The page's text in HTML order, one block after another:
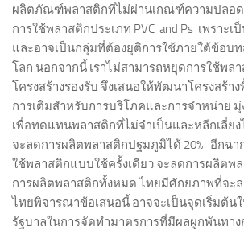
ผลิตภัณฑ์พลาสติกที่ไม่ผ่านเกณฑ์ความปลอด
การใช้พลาสติกประเภท PVC and Ps เพราะเ
และอาจเป็นกลุ่มที่ต้องยุติการใช้ภายใต้ข้อ
โลก นอกจากนี้ เราไม่สามารถหยุดการใช้พล
โครงสร้างรองรับ จึงเสนอให้พัฒนาโครงสร้า
การเติมสำหรับการบริโภคและการจำหน่าย มุ่
เพื่อทดแทนพลาสติกที่ไม่จำเป็นและหลีกเลี่ย
จะลดการผลิตพลาสติกปฐมภูมิได้ 20% อีกฉา
ใช้พลาสติกแบบใช้ครั้งเดียว จะลดการผลิตพล
การผลิตพลาสติกทั้งหมด ไทยมีศักยภาพที่จะ
ไทยพิจารณาข้อเสนอนี้ อาจจะเป็นจุดเริ่มต้นใ
รัฐบาลในการจัดทํามาตรการที่มีผลผูกพันทา